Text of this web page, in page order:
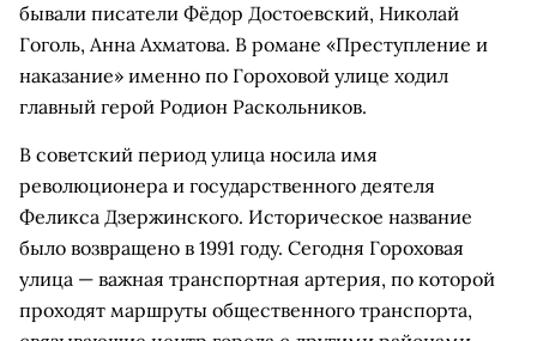
бывали писатели Фёдор Достоевский, Николай
Гоголь, Анна Ахматова. В романе «Преступление и
наказание» именно по Гороховой улице ходил
главный герой Родион Раскольников.
В советский период улица носила имя
революционера и государственного деятеля
Феликса Дзержинского. Историческое название
было возвращено в 1991 году. Сегодня Гороховая
улица — важная транспортная артерия, по которой
проходят маршруты общественного транспорта,